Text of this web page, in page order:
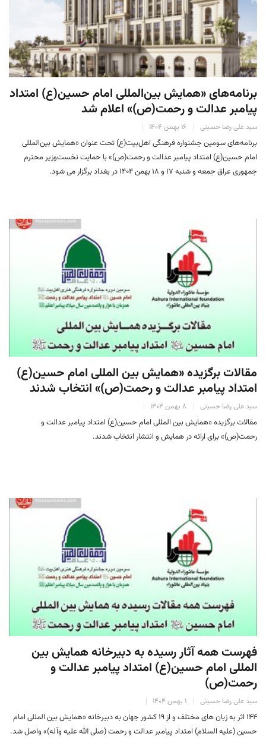
برنامه‌های «همایش بین‌المللی امام حسین(ع) امتداد
پیامبر عدالت و رحمت(ص)» اعلام شد
سید علی رضا حسینی ۱۶ بهمن ۱۴۰۴
برنامه‌های سومین جشنواره فرهنگی اهل‌بیت(ع) تحت عنوان «همایش بین‌المللی
امام حسین(ع) امتداد پیامبر عدالت و رحمت(ص)» با حمایت نخست‌وزیر محترم
جمهوری عراق جمعه و شنبه ۱۷ و ۱۸ بهمن ۱۴۰۴ در بغداد برگزار می شود.
مقالات برگزیده «همایش بین المللی امام حسین(ع)
امتداد پیامبر عدالت و رحمت(ص)» انتخاب شدند
سید علی رضا حسینی ۸ بهمن ۱۴۰۴
مقالات برگزیده «همایش بین المللی امام حسین(ع) امتداد پیامبر عدالت و
رحمت(ص)» برای ارائه در همایش و انتشار انتخاب شدند.
فهرست همه آثار رسیده به دبیرخانه همایش بین
المللی امام حسین(ع) امتداد پیامبر عدالت و
رحمت(ص)
سید علی رضا حسینی ۱ بهمن ۱۴۰۴
۱۴۴ اثر به زبان های مختلف و از ۱۹ کشور جهان به دبیرخانه «همایش بین المللی امام
حسین (علیه السلام) امتداد پیامبر عدالت و رحمت (صلی الله علیه وآله)» واصل شد.